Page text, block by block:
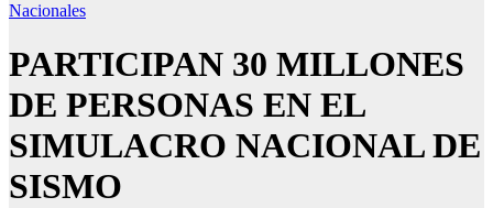
Nacionales
PARTICIPAN 30 MILLONES
DE PERSONAS EN EL
SIMULACRO NACIONAL DE
SISMO